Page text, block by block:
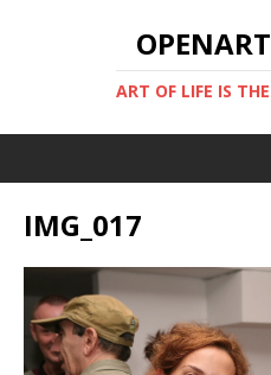
ART OF LIFE IS
IMG_017